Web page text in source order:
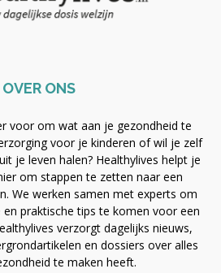
OVER ONS
voor om wat aan je gezondheid te
voor je kinderen of wil je zelf
je leven halen? Healthylives helpt je
om stappen te zetten naar een
We werken samen met experts om
praktische tips te komen voor een
verzorgt dagelijks nieuws,
en dossiers over alles
te maken heeft.